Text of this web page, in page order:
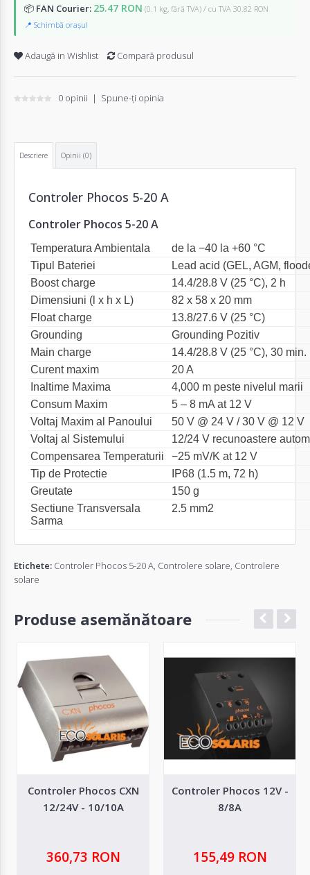
📦 FAN Courier: 25.47 RON (0.1 kg, fără TVA) / cu TVA 30.82 RON
📍 Schimbă orașul
Adaugă in Wishlist Compară produsul
0 opinii | Spune-ţi opinia
Descriere Opinii (0)
Controler Phocos 5-20 A
Controler Phocos 5-20 A
Temperatura Ambientala
de la −40 la +60 °C
Tipul Bateriei
Lead acid (GEL, AGM,
Boost charge
14.4/28.8 V (25 °C), 2 h
Dimensiuni (l x h x L)
82 x 58 x 20 mm
Float charge
13.8/27.6 V (25 °C)
Grounding
Grounding Pozitiv
Main charge
14.4/28.8 V (25 °C), 30
Curent maxim
20 A
Inaltime Maxima
4,000 m peste nivelul marii
Consum Maxim
5 – 8 mA at 12 V
Voltaj Maxim al Panoului
50 V @ 24 V / 30 V @ 12 V
Voltaj al Sistemului
12/24 V recunoastere
Compensarea Temperaturii
−25 mV/K at 12 V
Tip de Protectie
IP68 (1.5 m, 72 h)
Greutate
150 g
Sectiune Transversala
Sarma
2.5 mm2
Etichete: Controler Phocos 5-20 A Controlere solare Controlere
solare
Produse asemănătoare
Controler Phocos CXN
12/24V - 10/10A
360,73 RON
Controler Phocos 12V -
8/8A
155,49 RON